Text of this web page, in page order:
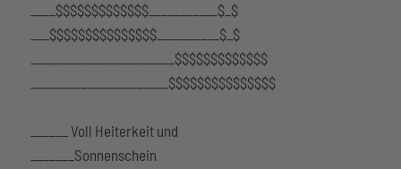
____$$$$$$$$$$$$$___________$_$
___$$$$$$$$$$$$$$$__________$_$
_______________________$$$$$$$$$$$$$
______________________$$$$$$$$$$$$$$$
______ Voll Heiterkeit und
_______Sonnenschein